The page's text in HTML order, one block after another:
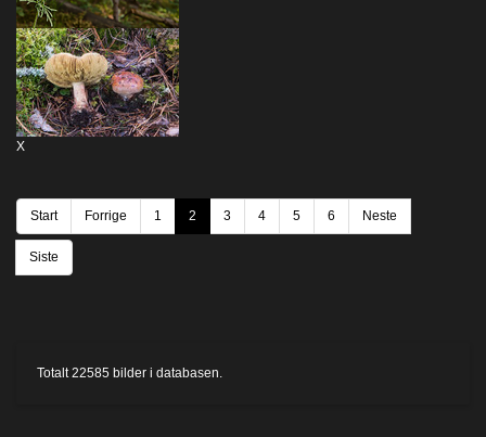
X
Start Forrige 1 2 3 4 5 6 Neste
Siste
Totalt 22585 bilder i databasen.